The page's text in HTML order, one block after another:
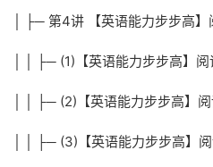
│ ├─ 第4讲 【英语能力步步高】
│ │ ├─ (1)【英语能力步步高】
│ │ ├─ (2)【英语能力步步高】
│ │ ├─ (3)【英语能力步步高】